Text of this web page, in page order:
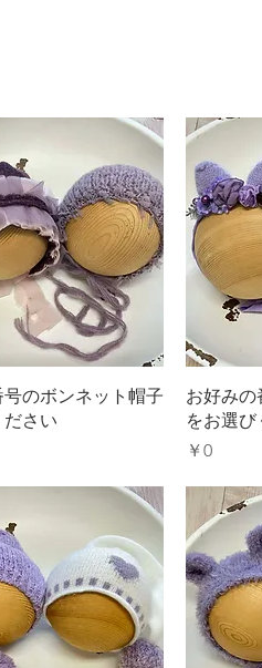
ックビュー
のボンネット帽子
ださい
お好みの
をお選び
価格
￥0